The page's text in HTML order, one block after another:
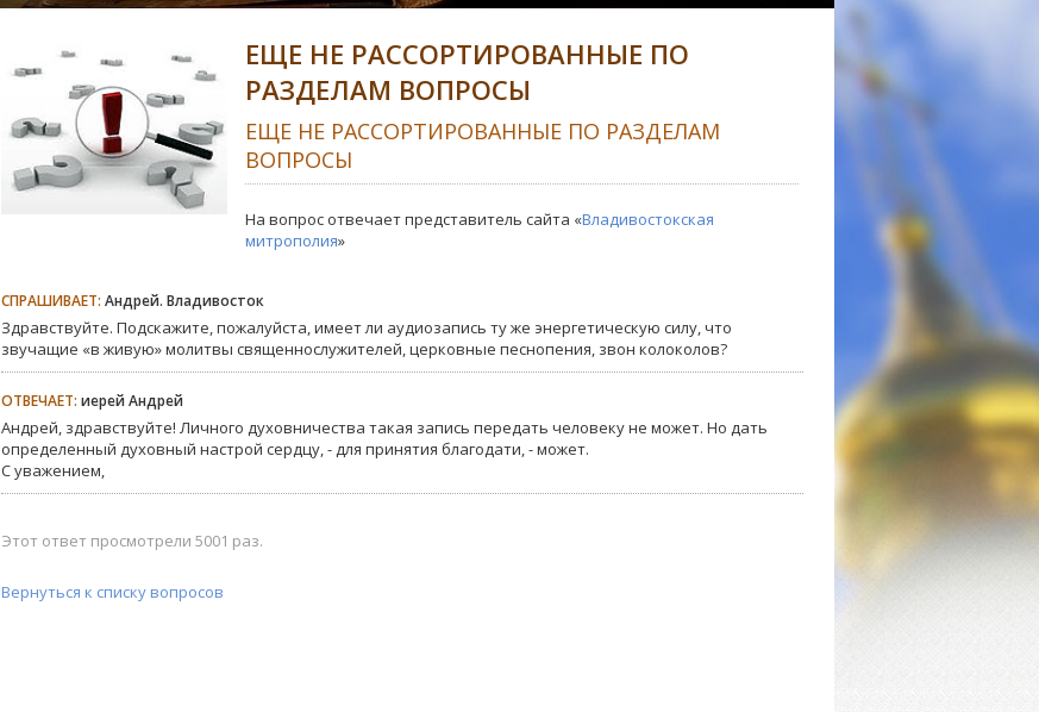
ЕЩЕ НЕ РАССОРТИРОВАННЫЕ ПО
РАЗДЕЛАМ ВОПРОСЫ
ЕЩЕ НЕ РАССОРТИРОВАННЫЕ ПО РАЗДЕЛАМ
ВОПРОСЫ
На вопрос отвечает представитель сайта «Владивостокская
митрополия»
СПРАШИВАЕТ: Андрей. Владивосток
Здравствуйте. Подскажите, пожалуйста, имеет ли аудиозапись ту же энергетическую силу, что
звучащие «в живую» молитвы священнослужителей, церковные песнопения, звон колоколов?
ОТВЕЧАЕТ: иерей Андрей
Андрей, здравствуйте! Личного духовничества такая запись передать человеку не может. Но дать
определенный духовный настрой сердцу, - для принятия благодати, - может.
С уважением,
Этот ответ просмотрели 5001 раз.
Вернуться к списку вопросов